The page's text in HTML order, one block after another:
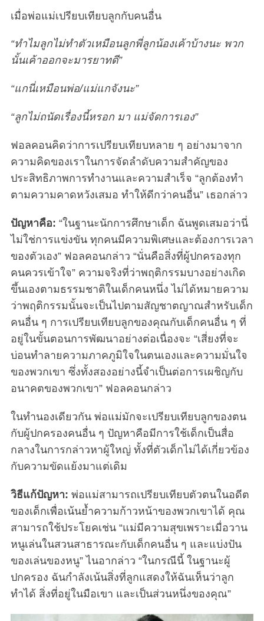
เมื่อพ่อแม่เปรียบเทียบลูกกับคนอื่น
“ทำไมลูกไม่ทำตัวเหมือนลูกพี่ลูกน้องเค้าบ้างนะ พวก
นั้นเค้าออกจะมารยาทดี”
“แกนี่เหมือนพ่อ/แม่แกจังนะ”
“ลูกไม่ถนัดเรื่องนี้หรอก มา แม่จัดการเอง”
ฟอลคอนคิดว่าการเปรียบเทียบหลาย ๆ อย่างมาจาก
ความคิดของเราในการจัดลำดับความสำคัญของ
ประสิทธิภาพการทำงานและความสำเร็จ “ลูกต้องทำ
ตามความคาดหวังเสมอ ทำให้ดีกว่าคนอื่น” เธอกล่าว
ปัญหาคือ: “ในฐานะนักการศึกษาเด็ก ฉันพูดเสมอว่านี่
ไม่ใช่การแข่งขัน ทุกคนมีความพิเศษและต้องการเวลา
ของตัวเอง” ฟอลคอนกล่าว “นั่นคือสิ่งที่ผู้ปกครองทุก
คนควรเข้าใจ” ความจริงที่ว่าพฤติกรรมบางอย่างเกิด
ขึ้นเองตามธรรมชาติในเด็กคนหนึ่ง ไม่ได้หมายความ
ว่าพฤติกรรมนั้นจะเป็นไปตามสัญชาตญาณสำหรับเด็ก
คนอื่น ๆ การเปรียบเทียบลูกของคุณกับเด็กคนอื่น ๆ ที่
อยู่ในขั้นตอนการพัฒนาอย่างต่อเนื่องจะ “เสี่ยงที่จะ
บ่อนทำลายความภาคภูมิใจในตนเองและความมั่นใจ
ของพวกเขา ซึ่งทั้งสองอย่างนี้จำเป็นต่อการเผชิญกับ
อนาคตของพวกเขา” ฟอลคอนกล่าว
ในทำนองเดียวกัน พ่อแม่มักจะเปรียบเทียบลูกของตน
กับผู้ปกครองคนอื่น ๆ ปัญหาคือมีการใช้เด็กเป็นสื่อ
กลางในการกล่าวหาผู้ใหญ่ ทั้งที่ตัวเด็กไม่ได้เกี่ยวข้อง
กับความขัดแย้งมาแต่เดิม
วิธีแก้ปัญหา: พ่อแม่สามารถเปรียบเทียบตัวตนในอดีต
ของเด็กเพื่อเน้นย้ำความก้าวหน้าของพวกเขาได้ คุณ
สามารถใช้ประโยคเช่น “แม่มีความสุขเพราะเมื่อวาน
หนูเล่นในสวนสาธารณะกับเด็กคนอื่น ๆ และแบ่งปัน
ของเล่นของหนู” ไนอากล่าว “ในกรณีนี้ ในฐานะผู้
ปกครอง ฉันกำลังเน้นสิ่งที่ลูกแสดงให้ฉันเห็นว่าลูก
ทำได้ สิ่งที่อยู่ในมือเขา และเป็นส่วนหนึ่งของคุณ”